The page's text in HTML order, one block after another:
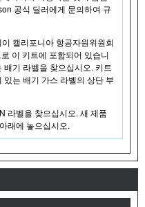
공식 딜러에게 문의하여 규
캘리포니아 항공자원위원회
이 키트에 포함되어 있습니
기 라벨을 찾으십시오. 키트
는 배기 가스 라벨의 상단 부
라벨을 찾으십시오. 새 제품
래에 놓으십시오.